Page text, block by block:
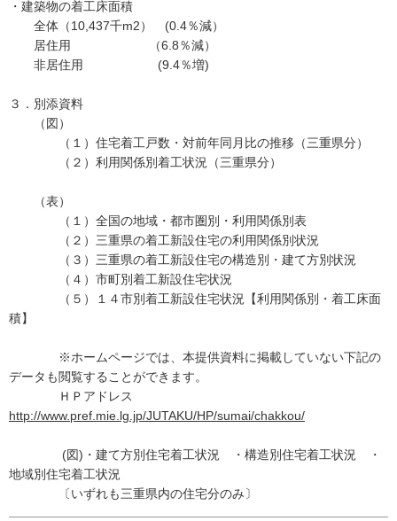
・建築物の着工床面積
全体（10,437千m2） (0.4％減）
居住用 （6.8％減）
非居住用 (9.4％増)
３．別添資料
（図）
（１）住宅着工戸数・対前年同月比の推移（三重県分）
（２）利用関係別着工状況（三重県分）
（表）
（１）全国の地域・都市圏別・利用関係別表
（２）三重県の着工新設住宅の利用関係別状況
（３）三重県の着工新設住宅の構造別・建て方別状況
（４）市町別着工新設住宅状況
（５）１４市別着工新設住宅状況【利用関係別・着工床面
積】
※ホームページでは、本提供資料に掲載していない下記の
データも閲覧することができます。
ＨＰアドレス
http://www.pref.mie.lg.jp/JUTAKU/HP/sumai/chakkou/
(図)・建て方別住宅着工状況 ・構造別住宅着工状況 ・
地域別住宅着工状況
〔いずれも三重県内の住宅分のみ〕